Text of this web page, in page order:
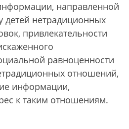
направленной
детей нетрадиционных
привлекательности
равноценности
отношений,
информации,
к таким отношениям.